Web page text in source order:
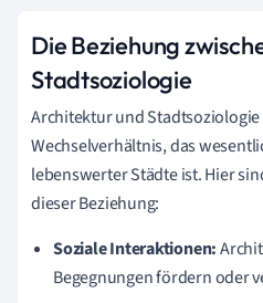
Die Beziehung
Stadtsoziologie
Architektur und
Wechselverhältnis, das
lebenswerter Städte ist. Hier
dieser Beziehung:
Soziale Interaktionen:
Begegnungen fördern oder